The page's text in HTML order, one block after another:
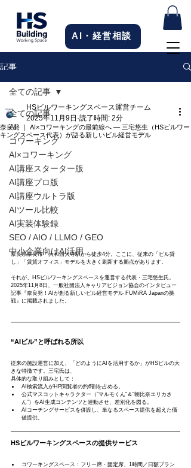
AI・経営相談
記事
全ての記事
AI
コワーキング
AI×コワーキング
AI講座スターター版
AI講座プロ版
AI講座ウルトラ版
AIツール比較
AI実装体験録
SEO / AIO / LLMO / GEO
中小企業向けAI活用
全ての記事
奈良発 ｜ AI×コワーキングの最前線へ ― 三宅悠生（HSビルワー
キングスペース代表）が語る新しいビル経営モデル
HSビルワーキングスペース運営チーム
2025年11月9日 読了時間: 2分
奈良県奈良市・大和西大寺駅から徒歩4分。ここに、従来の「ビル貸
し」「賃貸オフィス」モデルを大きく刷新する拠点があります。
それが、HSビルワーキングスペースを運営する代表・三宅悠生氏。
2025年11月8日、一般社団法人キャリアビジョン協会のインタビュー
記事『奈良発！AIが創る新しいビル経営モデル FUMiRA Japanの挑
戦』に掲載されました。
“AIビル”と呼ばれる所以
従来の施設運営に加え、「どのようにAIを活用するか」がHSビルの大
きな特徴です。三宅氏は、
具体的な取り組みとして：
AI検索流入がHP閲覧者の約6割を占める。
公式マスコットキャラクター（“マルモくん”＆“朝比奈エリカさ
ん”）をAI生成コンテンツと連動させ、差別化を図る。
AIコーチングサービスを併設し、単なるスペース提供を超えた価
値提供。
HSビルワーキングスペースの提供サービス
コワーキングスペース：フリー席・固定席、1時間／日額プラン